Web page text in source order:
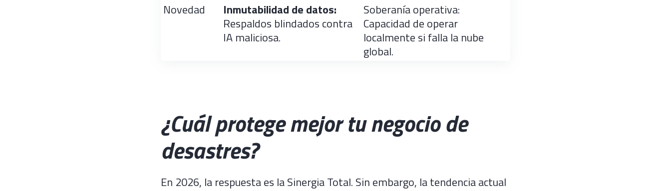
Novedad
Inmutabilidad de datos:
Respaldos blindados contra
IA maliciosa.
Soberanía operativa:
Capacidad de operar
localmente si falla la nube
global.
¿Cuál protege mejor tu negocio de
desastres?
En 2026, la respuesta es la Sinergia Total. Sin embargo, la tendencia actual